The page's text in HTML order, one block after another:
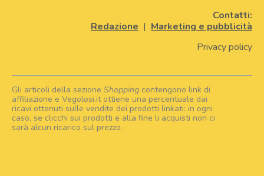
Contatti:
Redazione | Marketing e pubblicità
Privacy policy
Gli articoli della sezione Shopping contengono link di
affiliazione e Vegolosi.it ottiene una percentuale dai
ricavi ottenuti sulle vendite dei prodotti linkati: in ogni
caso, se clicchi sui prodotti e alla fine li acquisti non ci
sarà alcun ricarico sul prezzo.